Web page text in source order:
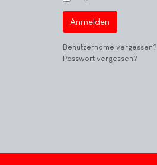
Anmelden
Benutzername vergessen?
Passwort vergessen?